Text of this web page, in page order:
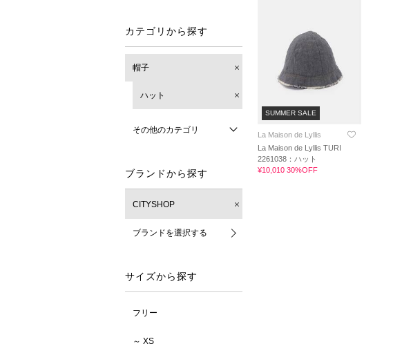
カテゴリから探す
帽子
ハット
その他のカテゴリ
ブランドから探す
CITYSHOP
ブランドを選択する
サイズから探す
フリー
～ XS
SUMMER SALE
La Maison de Lyllis
La Maison de Lyllis TURI
2261038：ハット
¥10,010 30%OFF